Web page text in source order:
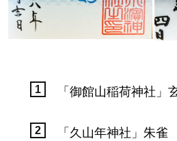
「御館山稲荷神社」
「久山年神社」朱雀